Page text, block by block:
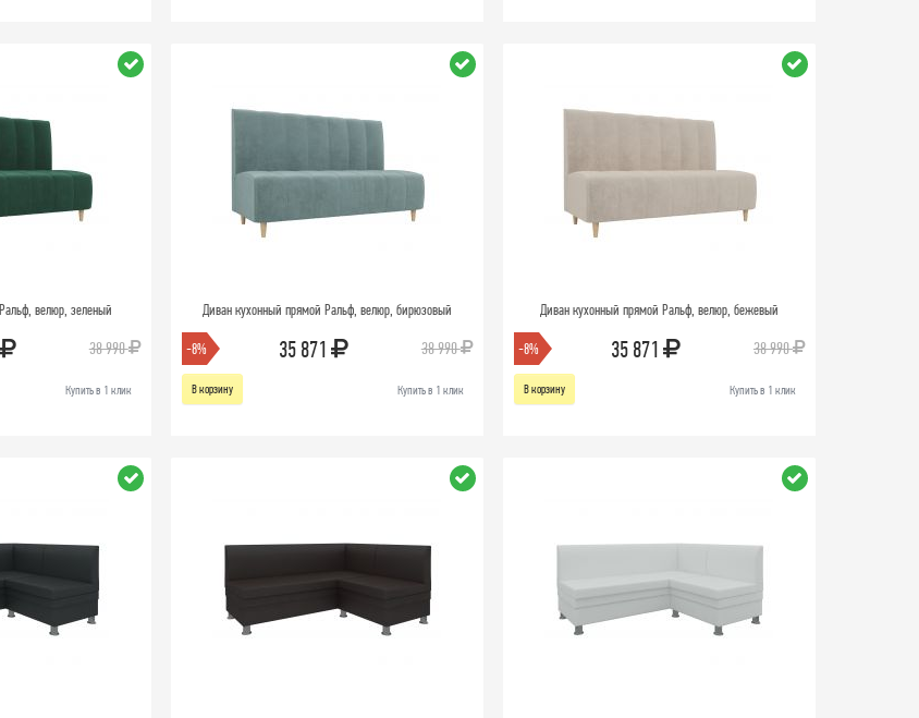
велюр, зеленый
38 990
Купить в 1 клик
Диван кухонный прямой Ральф, велюр, бирюзовый
-8% 35 871 38 990
В корзину Купить в 1 клик
Диван кухонный прямой Ральф, велюр, бежевый
-8% 35 871 38 990
В корзину Купить в 1 клик